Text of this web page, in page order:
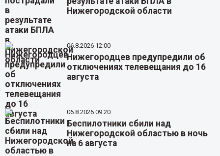
Нижегородской области
06.8.2026 12:00
Нижегородцев предупредили об
отключениях телевещания до 16
августа
06.8.2026 09:20
Беспилотники сбили над
Нижегородской областью в ночь
на 6 августа